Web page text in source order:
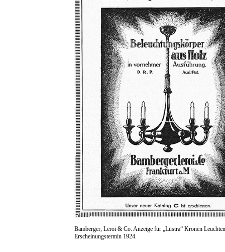
Bamberger, Leroi & Co. Anzeige für „Lüstra“ Kronen
Erscheinungstermin 1924.